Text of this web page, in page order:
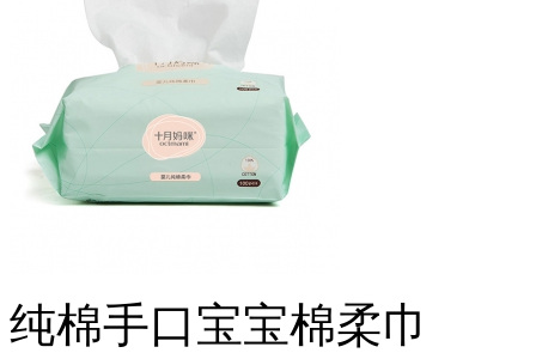
纯棉手口宝宝棉柔巾